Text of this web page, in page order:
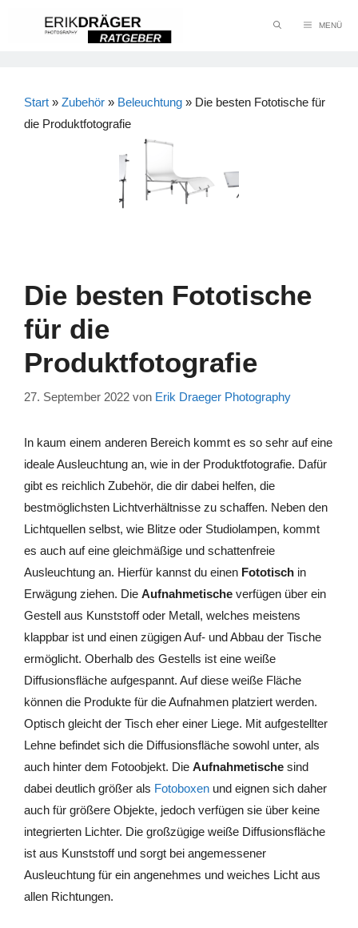
MENÜ
Start » Zubehör » Beleuchtung » Die besten Fototische für
die Produktfotografie
Die besten Fototische
für die
Produktfotografie
27. September 2022 von Erik Draeger Photography
In kaum einem anderen Bereich kommt es so sehr auf eine
ideale Ausleuchtung an, wie in der Produktfotografie. Dafür
gibt es reichlich Zubehör, die dir dabei helfen, die
bestmöglichsten Lichtverhältnisse zu schaffen. Neben den
Lichtquellen selbst, wie Blitze oder Studiolampen, kommt
es auch auf eine gleichmäßige und schattenfreie
Ausleuchtung an. Hierfür kannst du einen Fototisch in
Erwägung ziehen. Die Aufnahmetische verfügen über ein
Gestell aus Kunststoff oder Metall, welches meistens
klappbar ist und einen zügigen Auf- und Abbau der Tische
ermöglicht. Oberhalb des Gestells ist eine weiße
Diffusionsfläche aufgespannt. Auf diese weiße Fläche
können die Produkte für die Aufnahmen platziert werden.
Optisch gleicht der Tisch eher einer Liege. Mit aufgestellter
Lehne befindet sich die Diffusionsfläche sowohl unter, als
auch hinter dem Fotoobjekt. Die Aufnahmetische sind
dabei deutlich größer als Fotoboxen und eignen sich daher
auch für größere Objekte, jedoch verfügen sie über keine
integrierten Lichter. Die großzügige weiße Diffusionsfläche
ist aus Kunststoff und sorgt bei angemessener
Ausleuchtung für ein angenehmes und weiches Licht aus
allen Richtungen.